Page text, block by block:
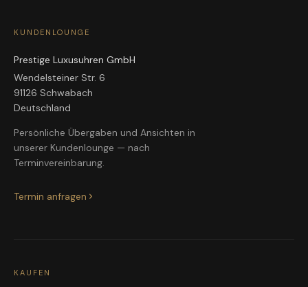
KUNDENLOUNGE
Prestige Luxusuhren GmbH
Wendelsteiner Str. 6
91126 Schwabach
Deutschland
Persönliche Übergaben und Ansichten in
unserer Kundenlounge — nach
Terminvereinbarung.
Termin anfragen
KAUFEN